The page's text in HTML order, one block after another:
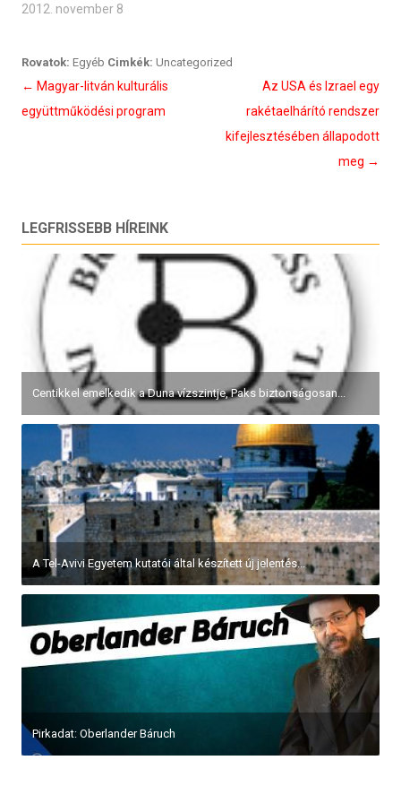
2012. november 8
Rovatok: Egyéb Cimkék: Uncategorized
Bejegyzés
navigáció
← Magyar-litván kulturális
együttműködési program
Az USA és Izrael egy
rakétaelhárító rendszer
kifejlesztésében állapodott
meg →
LEGFRISSEBB HÍREINK
Centikkel emelkedik a Duna vízszintje, Paks biztonságosan...
A Tel-Avivi Egyetem kutatói által készített új jelentés...
Pirkadat: Oberlander Báruch